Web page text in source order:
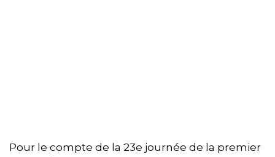
Pour le compte de la 23e journée de la premier